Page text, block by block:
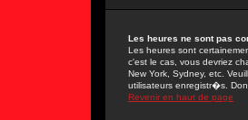
Les heures ne sont pas
Les heures sont
c'est le cas, vous devriez
New York, Sydney, etc.
utilisateurs enregistr�s.
Revenir en haut de page